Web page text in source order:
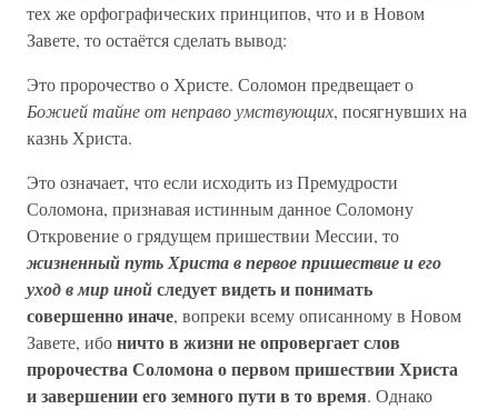
тех же орфографических принципов, что и в Новом
Завете, то остаётся сделать вывод:
Это пророчество о Христе. Соломон предвещает о
Божией тайне от неправо умствующих, посягнувших на
казнь Христа.
Это означает, что если исходить из Премудрости
Соломона, признавая истинным данное Соломону
Откровение о грядущем пришествии Мессии, то
жизненный путь Христа в первое пришествие и его
уход в мир инойследует видеть и понимать
совершенно иначе, вопреки всему описанному в Новом
Завете, ибоничто в жизни не опровергает слов
пророчества Соломона о первом пришествии Христа
и завершении его земного пути в то время. Однако